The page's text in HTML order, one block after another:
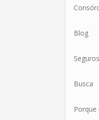
Blog
Seguros
Busca